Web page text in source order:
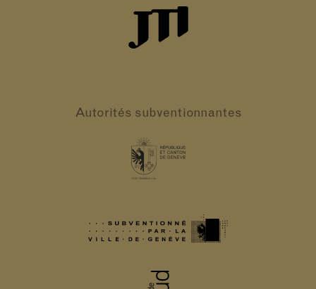
Autorités subventionnantes